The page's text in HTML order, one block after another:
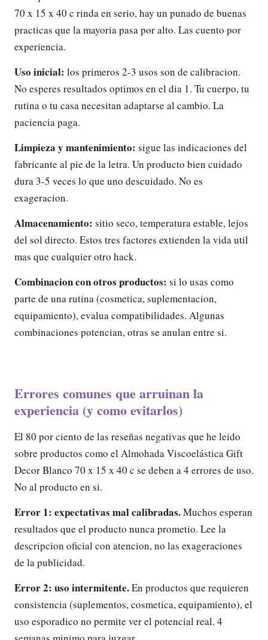
70 x 15 x 40 c rinda en serio, hay un punado de buenas
practicas que la mayoria pasa por alto. Las cuento por
experiencia.
Uso inicial: los primeros 2-3 usos son de calibracion.
No esperes resultados optimos en el dia 1. Tu cuerpo, tu
rutina o tu casa necesitan adaptarse al cambio. La
paciencia paga.
Limpieza y mantenimiento: sigue las indicaciones del
fabricante al pie de la letra. Un producto bien cuidado
dura 3-5 veces lo que uno descuidado. No es
exageracion.
Almacenamiento: sitio seco, temperatura estable, lejos
del sol directo. Estos tres factores extienden la vida util
mas que cualquier otro hack.
Combinacion con otros productos: si lo usas como
parte de una rutina (cosmetica, suplementacion,
equipamiento), evalua compatibilidades. Algunas
combinaciones potencian, otras se anulan entre si.
Errores comunes que arruinan la
experiencia (y como evitarlos)
El 80 por ciento de las reseñas negativas que he leido
sobre productos como el Almohada Viscoelástica Gift
Decor Blanco 70 x 15 x 40 c se deben a 4 errores de uso.
No al producto en si.
Error 1: expectativas mal calibradas.Muchos esperan
resultados que el producto nunca prometio. Lee la
descripcion oficial con atencion, no las exageraciones
de la publicidad.
Error 2: uso intermitente.En productos que requieren
consistencia (suplementos, cosmetica, equipamiento), el
uso esporadico no permite ver el potencial real. 4